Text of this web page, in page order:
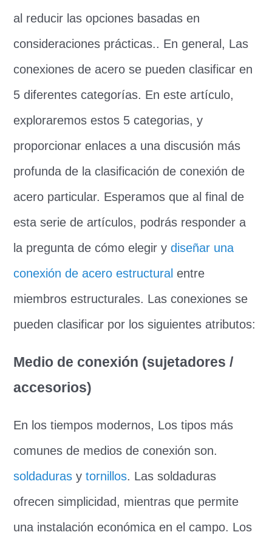
al reducir las opciones basadas en
consideraciones prácticas.. En general, Las
conexiones de acero se pueden clasificar en
5 diferentes categorías. En este artículo,
exploraremos estos 5 categorias, y
proporcionar enlaces a una discusión más
profunda de la clasificación de conexión de
acero particular. Esperamos que al final de
esta serie de artículos, podrás responder a
la pregunta de cómo elegir ydiseñar una
conexión de acero estructural entre
miembros estructurales. Las conexiones se
pueden clasificar por los siguientes atributos:
Medio de conexión (sujetadores /
accesorios)
En los tiempos modernos, Los tipos más
comunes de medios de conexión son.
soldaduras ytornillos. Las soldaduras
ofrecen simplicidad, mientras que permite
una instalación económica en el campo. Los